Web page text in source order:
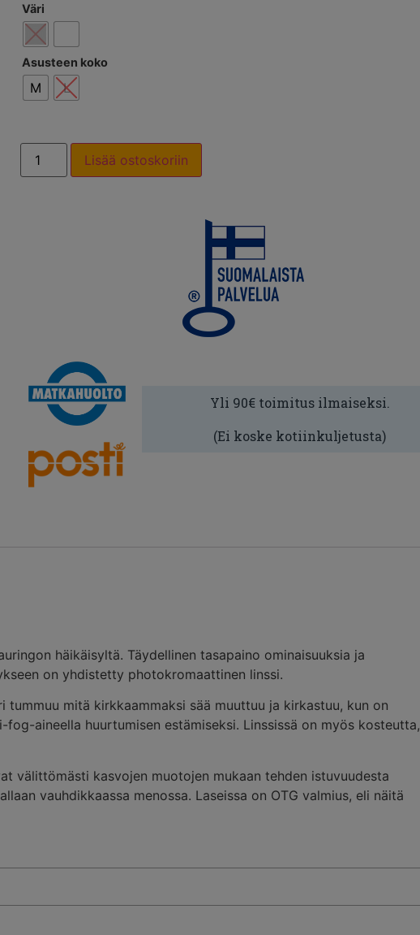
Väri
Asusteen koko
M L
Lisää ostoskoriin
Yli 90€ toimitus ilmaiseksi.
(Ei koske kotiinkuljetusta)
häikäisyltä. Täydellinen tasapaino ominaisuuksia ja
on yhdistetty photokromaattinen linssi.
mitä kirkkaammaksi sää muuttuu ja kirkastuu, kun on
aineella huurtumisen estämiseksi. Linssissä on myös kosteutta,
välittömästi kasvojen muotojen mukaan tehden istuvuudesta
vauhdikkaassa menossa. Laseissa on OTG valmius, eli näitä